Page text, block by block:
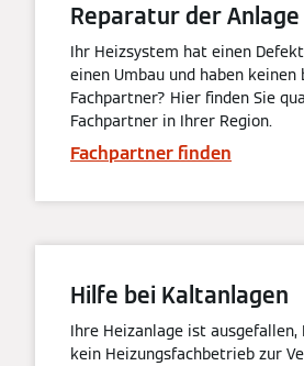
Reparatur der Anlage
Ihr Heizsystem hat einen
einen Umbau und haben keinen
Fachpartner? Hier finden Sie
Fachpartner in Ihrer Region.
Fachpartner finden
Hilfe bei Kaltanlagen
Ihre Heizanlage ist
kein Heizungsfachbetrieb zur